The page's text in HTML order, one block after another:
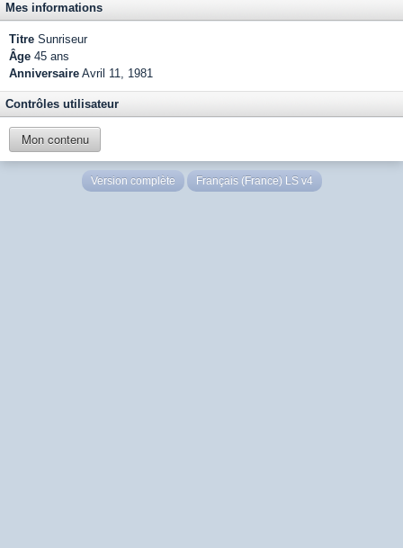
Mes informations
Titre Sunriseur
Âge 45 ans
Anniversaire Avril 11, 1981
Contrôles utilisateur
Mon contenu
Version complète Français (France) LS v4